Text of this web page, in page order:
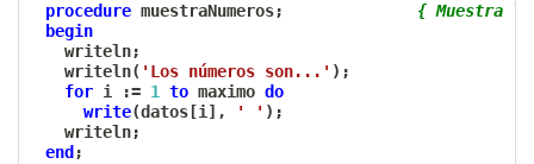
procedure muestraNumeros;
{ Muestra
begin
   writeln
;
   writeln
( 'Los números son...' ) ;
for i := 1 to maximo do
write(datos [i ] , ' ' ) ;
   writeln
;
end ;